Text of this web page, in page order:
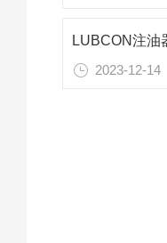
2023-12-14